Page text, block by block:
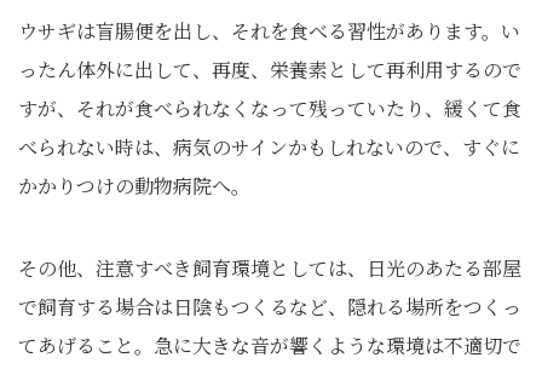
ウサギは盲腸便を出し、それを食べる習性があります。い
ったん体外に出して、再度、栄養素として再利用するので
すが、それが食べられなくなって残っていたり、緩くて食
べられない時は、病気のサインかもしれないので、すぐに
かかりつけの動物病院へ。
その他、注意すべき飼育環境としては、日光のあたる部屋
で飼育する場合は日陰もつくるなど、隠れる場所をつくっ
てあげること。急に大きな音が響くような環境は不適切で